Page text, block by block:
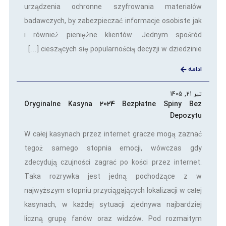
urządzenia ochronne szyfrowania materiałów
badawczych, by zabezpieczać informacje osobiste jak
i również pieniężne klientów. Jednym spośród
cieszących się popularnością decyzji w dziedzinie […]
ادامه
تیر 21, 1405
Oryginalne Kasyna 2024 Bezpłatne Spiny Bez
Depozytu
W całej kasynach przez internet gracze mogą zaznać
tegoż samego stopnia emocji, wówczas gdy
zdecydują czujności zagrać po kości przez internet.
Taka rozrywka jest jedną pochodzące z w
najwyższym stopniu przyciągających lokalizacji w całej
kasynach, w każdej sytuacji zjednywa najbardziej
liczną grupę fanów oraz widzów. Pod rozmaitym